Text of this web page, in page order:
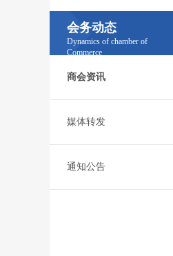
会务动态
Dynamics of chamber of
Commerce
商会资讯
媒体转发
通知公告